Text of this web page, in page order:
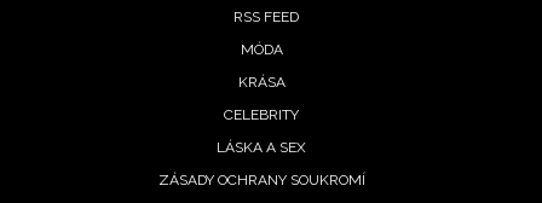
RSS FEED
MÓDA
KRÁSA
CELEBRITY
LÁSKA A SEX
ZÁSADY OCHRANY SOUKROMÍ